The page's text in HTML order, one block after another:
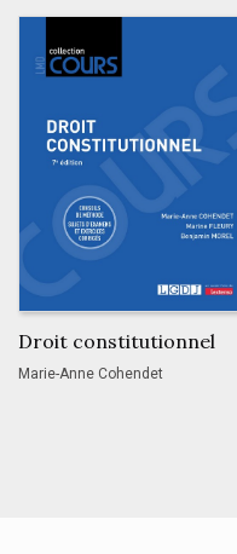
Droit constitutionnel
Marie-Anne Cohendet